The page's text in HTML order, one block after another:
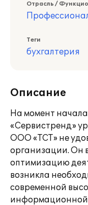
Отрасль /
Теги
бухгалтерия
Описание
На момент
«Сервистренд»
ООО «ТСТ» не
организации. Он
оптимизацию
возникла
современной
информационной